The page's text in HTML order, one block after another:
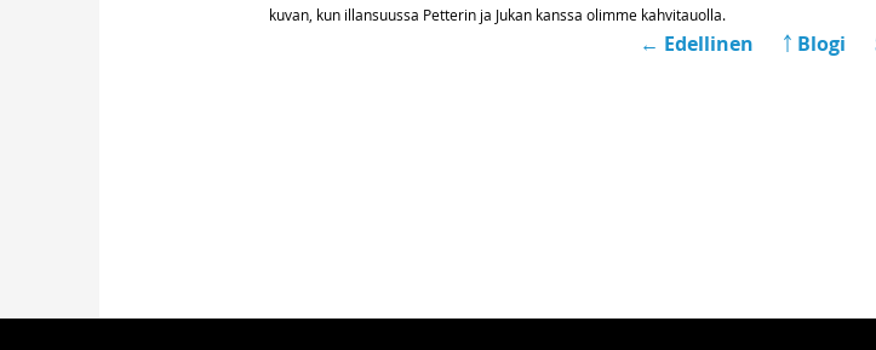
kuvan, kun illansuussa Petterin ja Jukan kanssa olimme kahvitauolla.
← Edellinen ￪ Blogi